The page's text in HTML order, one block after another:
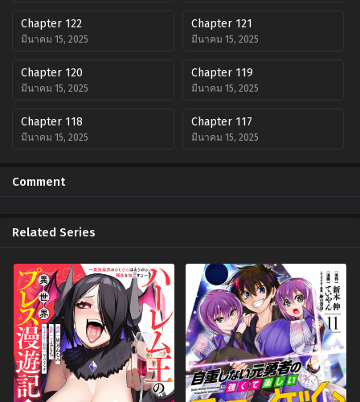
Chapter 122
มีนาคม 15, 2025
Chapter 121
มีนาคม 15, 2025
Chapter 120
มีนาคม 15, 2025
Chapter 119
มีนาคม 15, 2025
Chapter 118
มีนาคม 15, 2025
Chapter 117
มีนาคม 15, 2025
มีนาคม 15, 2025
มีนาคม 15, 2025
Chapter 112
มีนาคม 15, 2025
Chapter 111
มีนาคม 15, 2025
Chapter 110
มีนาคม 15, 2025
Chapter 109
มีนาคม 15, 2025
Chapter 108
มีนาคม 15, 2025
Chapter 107
มีนาคม 15, 2025
Comment
Related Series